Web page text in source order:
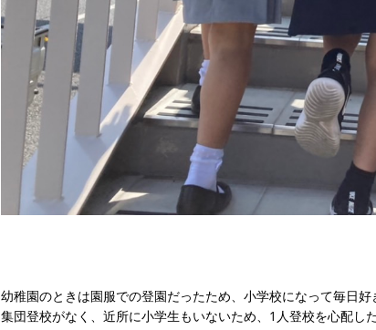
幼稚園のときは園服での登園だったため、小学校になって毎日
集団登校がなく、近所に小学生もいないため、1人登校を心配した